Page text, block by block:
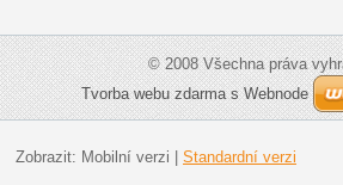
© 2008 Všechna práva
Tvorba webu zdarma s Webnode
Zobrazit: Mobilní verzi | Standardní verzi